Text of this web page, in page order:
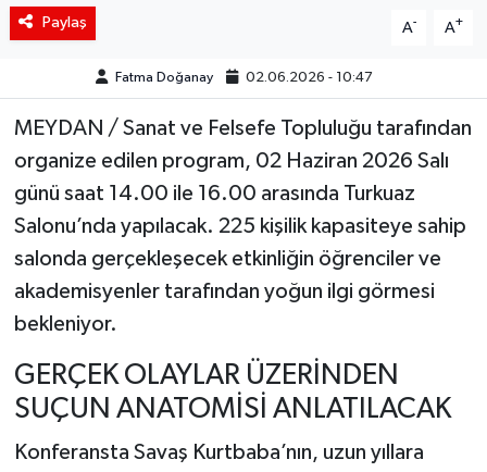
Paylaş A- A+
Fatma Doğanay 02.06.2026 - 10:47
MEYDAN / Sanat ve Felsefe Topluluğu tarafından
organize edilen program, 02 Haziran 2026 Salı
günü saat 14.00 ile 16.00 arasında Turkuaz
Salonu’nda yapılacak. 225 kişilik kapasiteye sahip
salonda gerçekleşecek etkinliğin öğrenciler ve
akademisyenler tarafından yoğun ilgi görmesi
bekleniyor.
GERÇEK OLAYLAR ÜZERİNDEN
SUÇUN ANATOMİSİ ANLATILACAK
Konferansta Savaş Kurtbaba’nın, uzun yıllara